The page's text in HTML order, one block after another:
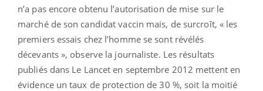
n’a pas encore obtenu l’autorisation de mise sur le
marché de son candidat vaccin mais, de surcroît, « les
premiers essais chez l’homme se sont révélés
décevants », observe la journaliste. Les résultats
publiés dans Le Lancet en septembre 2012 mettent en
évidence un taux de protection de 30 %, soit la moitié